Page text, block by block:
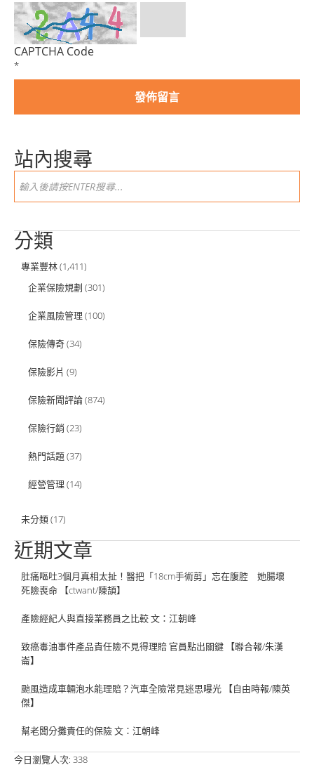
CAPTCHA Code
*
站內搜尋
分類
專業豐林(1,411)
企業保險規劃 (301)
企業風險管理 (100)
保險傳奇(34)
保險影片 (9)
保險新聞評論(874)
保險行銷 (23)
熱門話題(37)
經營管理 (14)
未分類(17)
近期文章
肚痛嘔吐3個月真相太扯！醫把「18cm手術剪」忘在腹腔 她腸壞
死險喪命 【ctwant/陳頡】
產險經紀人與直接業務員之比較 文：江朝峰
致癌毒油事件產品責任險不見得理賠 官員點出關鍵 【聯合報/朱漢
崙】
颱風造成車輛泡水能理賠？汽車全險常見迷思曝光 【自由時報/陳英
傑】
幫老闆分攤責任的保險 文：江朝峰
今日瀏覽人次: 338